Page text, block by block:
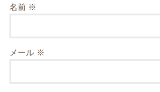
名前 ※
メール ※